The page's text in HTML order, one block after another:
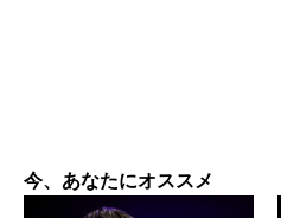
今、あなたにオススメ